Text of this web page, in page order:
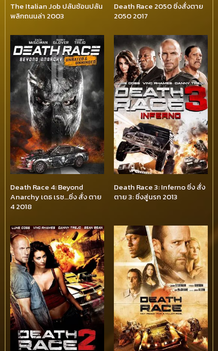
The Italian Job ปล้นซ้อนปล้น
พลิกถนนล่า 2003
Death Race 2050 ซิ่งสั่งตาย
2050 2017
Death Race 4: Beyond
Anarchy เดธ เรซ…ซิ่ง สั่ง ตาย
4 2018
Death Race 3: Inferno ซิ่ง สั่ง
ตาย 3: ซิ่งสู่นรก 2013